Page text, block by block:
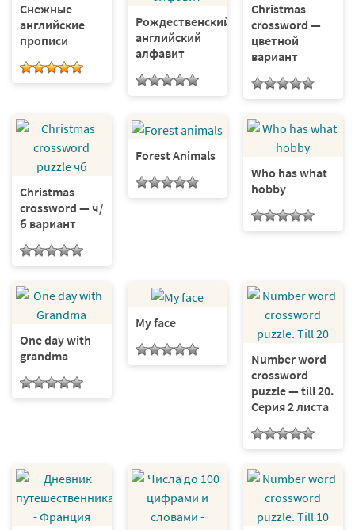
Снежные
английские
прописи
Рождественский
английский
алфавит
Christmas
crossword —
цветной
вариант
Christmas
crossword — ч/
б вариант
Forest Animals
Who has what
hobby
One day with
grandma
My face
Number word
crossword
puzzle — till 20.
Серия 2 листа